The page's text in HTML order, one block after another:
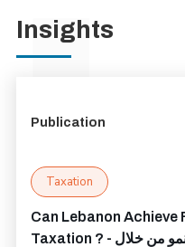
Insights
Publication
Taxation
Can Lebanon Achieve
Taxation ? - هل يمكن للبنان تحقيق العدالة والنمو من خلال